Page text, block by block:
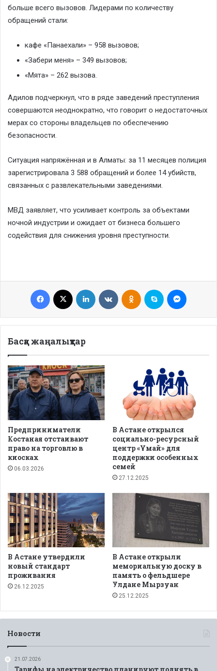
больше всего вызовов. Лидерами по количеству
обращений стали:
кафе «Панаехали» – 958 вызовов;
«Забери меня» – 349 вызовов;
«Мята» – 262 вызова.
Адилов подчеркнул, что в ряде заведений преступления
совершаются неоднократно, что говорит о недостаточных
мерах со стороны владельцев по обеспечению
безопасности.
Ситуация напряжённая и в Алматы: за 11 месяцев полиция
зарегистрировала 3 588 обращений и более 14 убийств,
связанных с развлекательными заведениями.
МВД заявляет, что усиливает контроль за объектами
ночной индустрии и ожидает от бизнеса большего
содействия для снижения уровня преступности.
Facebook LinkedIn VKontakteOdnoklassniki
Skype
Басқа жаңалықтар
Предприниматели
Костаная отстаивают
право на торговлю в
киосках
06.03.2026
В Астане открылся
социально-ресурсный
центр «Ұмай» для
поддержки особенных
семей
27.12.2025
В Астане утвердили
новый стандарт
проживания
26.12.2025
В Астане открыли
мемориальную доску в
память о фельдшере
Улдане Мырзуан
25.12.2025
Новости
21.07.2026